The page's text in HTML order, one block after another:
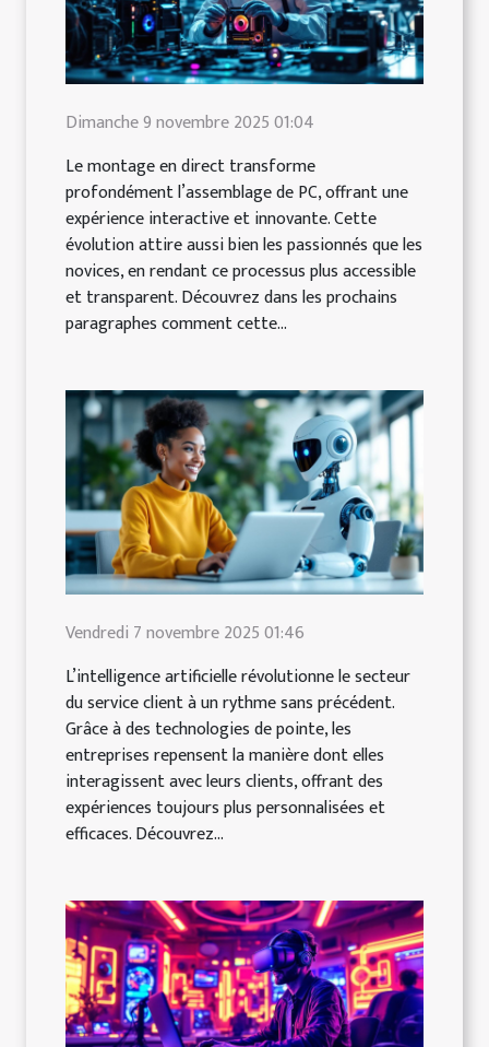
Dimanche 9 novembre 2025 01:04
Le montage en direct transforme
profondément l’assemblage de PC, offrant une
expérience interactive et innovante. Cette
évolution attire aussi bien les passionnés que les
novices, en rendant ce processus plus accessible
et transparent. Découvrez dans les prochains
paragraphes comment cette...
Vendredi 7 novembre 2025 01:46
L’intelligence artificielle révolutionne le secteur
du service client à un rythme sans précédent.
Grâce à des technologies de pointe, les
entreprises repensent la manière dont elles
interagissent avec leurs clients, offrant des
expériences toujours plus personnalisées et
efficaces. Découvrez...